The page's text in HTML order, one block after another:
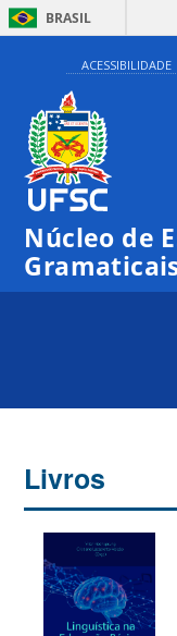
BRASIL
ACESSIBILIDADE
Núcleo de
Livros